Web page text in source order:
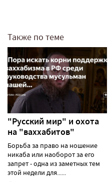
Также по теме
"Русский мир" и охота
на "ваххабитов"
Борьба за право на ношение
никаба или наоборот за его
запрет - одна из заметных тем
этой недели для......